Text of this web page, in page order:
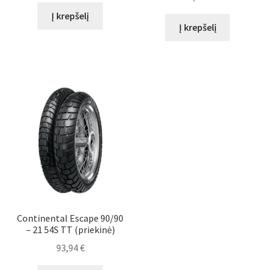
Į krepšelį
Į krepšelį
Continental Escape 90/90
– 21 54S TT (priekinė)
93,94€